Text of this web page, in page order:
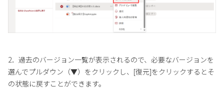
2．過去のバージョン一覧が表示されるので、必要なバージョンを
選んでプルダウン（▼）をクリックし、[復元]をクリックするとそ
の状態に戻すことができます。